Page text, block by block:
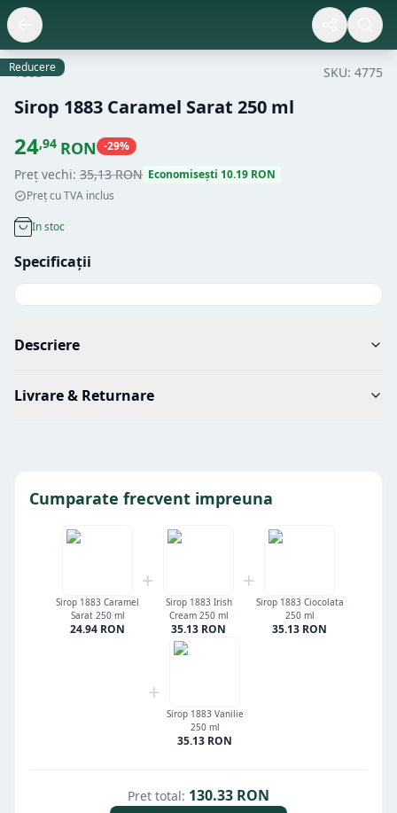
Reducere
1883 SKU: 4775
Sirop 1883 Caramel Sarat 250 ml
24,94 RON -29%
Preț vechi: 35,13RON Economisești 10.19 RON
Preț cu TVA inclus
In stoc
Specificații
Descriere
Livrare & Returnare
Cumparate frecvent impreuna
Sirop 1883 Caramel
Sarat 250 ml
24.94 RON
+
Sirop 1883 Irish
Cream 250 ml
35.13 RON
+
Sirop 1883 Ciocolata
250 ml
35.13 RON
+
Sirop 1883 Vanilie
250 ml
35.13 RON
Pret total: 130.33 RON